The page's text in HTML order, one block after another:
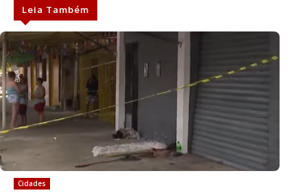
Leia Também
Cidades